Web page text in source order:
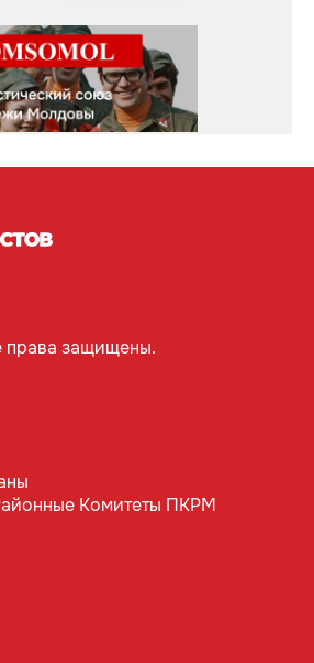
права защищены.
Комитеты ПКРМ